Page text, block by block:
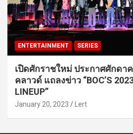
ENTERTAINMENT SERIES
เปิดศักราชใหม่ ประกาศศักดา
คลาวด์ แถลงข่าว “BOC’S
LINEUP”
January 20, 2023 Lert